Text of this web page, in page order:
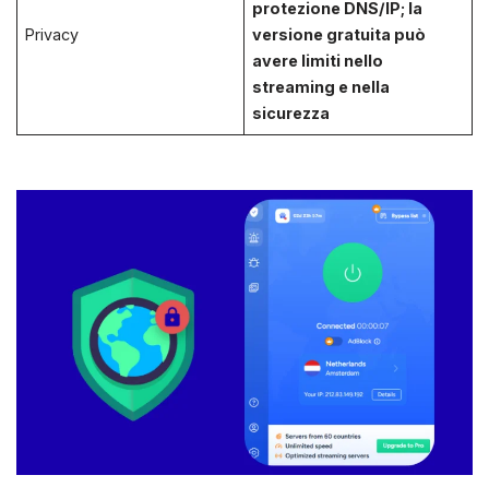
Privacy
protezione DNS/IP; la
versione gratuita può
avere limiti nello
streaming e nella
sicurezza